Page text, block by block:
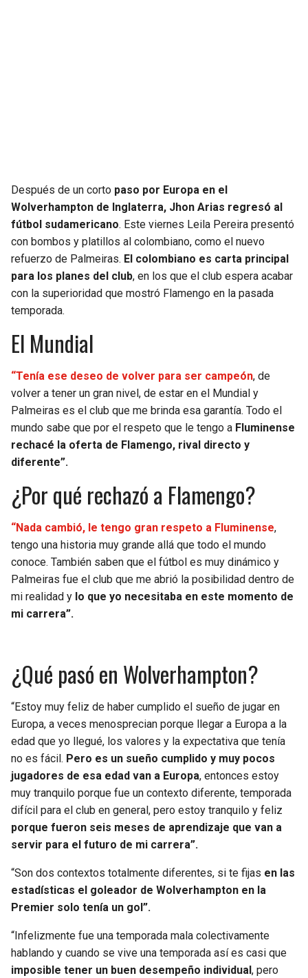
Después de un corto paso por Europa en el
Wolverhampton de Inglaterra, Jhon Arias regresó al
fútbol sudamericano. Este viernes Leila Pereira presentó
con bombos y platillos al colombiano, como el nuevo
refuerzo de Palmeiras. El colombiano es carta principal
para los planes del club, en los que el club espera acabar
con la superioridad que mostró Flamengo en la pasada
temporada.
El Mundial
“Tenía ese deseo de volver para ser campeón, de
volver a tener un gran nivel, de estar en el Mundial y
Palmeiras es el club que me brinda esa garantía. Todo el
mundo sabe que por el respeto que le tengo a Fluminense
rechacé la oferta de Flamengo, rival directo y
diferente”.
¿Por qué rechazó a Flamengo?
“Nada cambió, le tengo gran respeto a Fluminense,
tengo una historia muy grande allá que todo el mundo
conoce. También saben que el fútbol es muy dinámico y
Palmeiras fue el club que me abrió la posibilidad dentro de
mi realidad y lo que yo necesitaba en este momento de
mi carrera”.
¿Qué pasó en Wolverhampton?
“Estoy muy feliz de haber cumplido el sueño de jugar en
Europa, a veces menosprecian porque llegar a Europa a la
edad que yo llegué, los valores y la expectativa que tenía
no es fácil. Pero es un sueño cumplido y muy pocos
jugadores de esa edad van a Europa, entonces estoy
muy tranquilo porque fue un contexto diferente, temporada
difícil para el club en general, pero estoy tranquilo y feliz
porque fueron seis meses de aprendizaje que van a
servir para el futuro de mi carrera”.
“Son dos contextos totalmente diferentes, si te fijas en las
estadísticas el goleador de Wolverhampton en la
Premier solo tenía un gol”.
“Infelizmente fue una temporada mala colectivamente
hablando y cuando se vive una temporada así es casi que
imposible tener un buen desempeño individual , pero